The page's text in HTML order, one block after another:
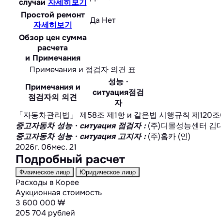
случаи 자세히보기
Простой ремонт
자세히보기
Да Нет
Обзор цен сумма
расчета
и Примечания
Примечания и 점검자 의견 표
Примечания и
점검자의 의견
성능 ·
ситуация점검
자
「자동차관리법」 제58조 제1항 и 같은법 시행규칙 제120
중고자동차 성능 · ситуация 점검자 : (주)디몰성능센터 김
중고자동차 성능 · ситуация 고지자 : (주)홈카 (인)
2026г. 06мес. 21
Подробный расчет
Физическое лицо Юридическое лицо
Расходы в Корее
Аукционная стоимость
3 600 000 ₩
205 704 рублей